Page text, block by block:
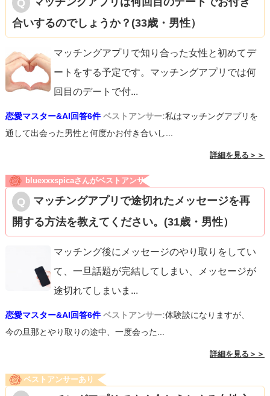
合いするのでしょうか？(33歳・男性）
マッチングアプリで知り合った女性と初めてデ
ートをする予定です。マッチングアプリでは何
回目のデートで付...
恋愛マスター&AI回答6件 ベストアンサー:私はマッチングアプリを
通して出会った男性と何度かお付き合いし...
詳細を見る＞＞
bluexxxspicaさんがベストアンサ
マッチングアプリで途切れたメッセージを再
開する方法を教えてください。(31歳・男性）
マッチング後にメッセージのやり取りをしてい
て、一旦話題が完結してしまい、メッセージが
途切れてしまいま ...
恋愛マスター&AI回答6件 ベストアンサー:体験談になりますが、
今の旦那とやり取りの途中、一度会った...
詳細を見る＞＞
ベストアンサーあり